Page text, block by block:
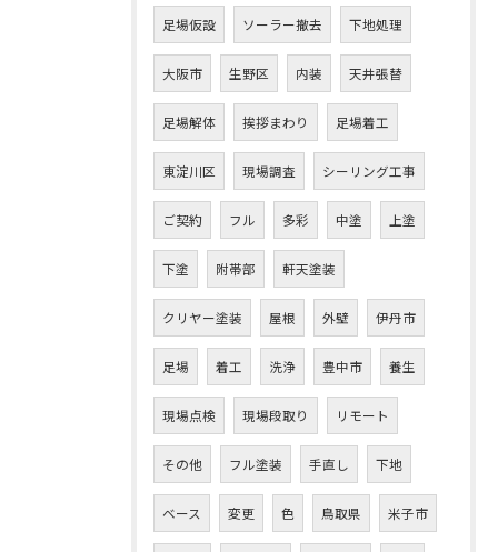
足場仮設 ソーラー撤去 下地処理
大阪市 生野区 内装 天井張替
足場解体 挨拶まわり 足場着工
東淀川区 現場調査 シーリング工事
ご契約 フル 多彩 中塗 上塗
下塗 附帯部 軒天塗装
クリヤー塗装 屋根 外壁 伊丹市
足場 着工 洗浄 豊中市 養生
現場点検 現場段取り リモート
その他 フル塗装 手直し 下地
ベース 変更 色 鳥取県 米子市